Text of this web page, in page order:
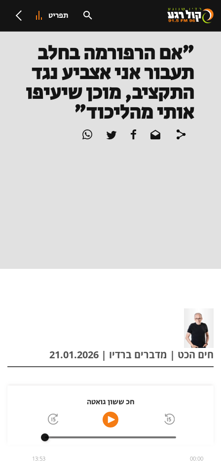
תפריט
"אם הרפורמה בחלב
תעבור אני אצביע נגד
התקציב, מוכן שיעיפו
אותי מהליכוד"
חים הכט | מדברים ברדיו | 21.01.2026
חכ ששון גואטה
00:00
13:53